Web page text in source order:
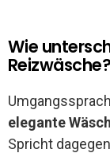
Wie
Reizwäsche?
elegante
Spricht